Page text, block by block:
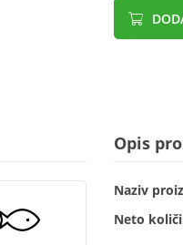
Opis
Naziv
Neto